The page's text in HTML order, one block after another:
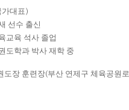
가대표)
선수 출신
교육 석사 졸업
도학과 박사 재학 중
도장 훈련장(부산 연제구 체육공원로